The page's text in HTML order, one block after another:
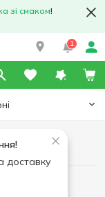
зі смаком!
1
доставку